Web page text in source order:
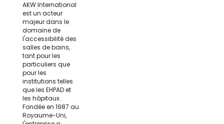
AKW International
est un acteur
majeur dans le
domaine de
l'accessibilité des
salles de bains,
tant pour les
particuliers que
pour les
institutions telles
que les EHPAD et
les hôpitaux.
Fondée en 1987 au
Royaume-Uni,